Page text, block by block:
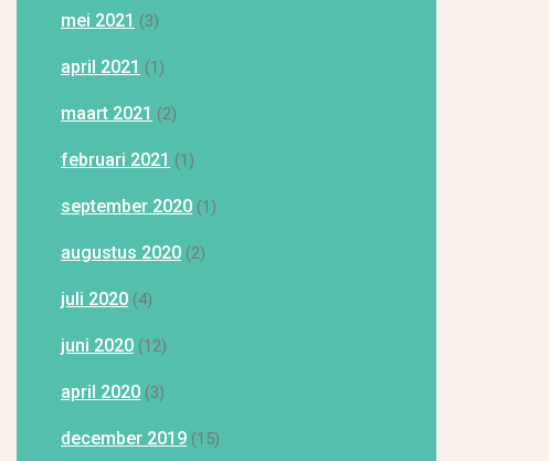
mei 2021 (3)
april 2021 (1)
maart 2021 (2)
februari 2021 (1)
september 2020 (1)
augustus 2020 (2)
juli 2020 (4)
juni 2020 (12)
april 2020 (3)
december 2019 (15)